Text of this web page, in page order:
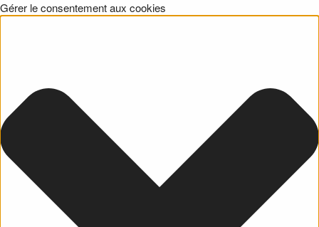
Gérer le consentement aux cookies